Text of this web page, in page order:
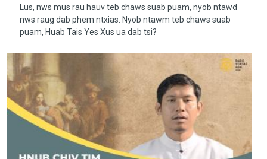
Lus, nws mus rau hauv teb chaws suab puam, nyob ntawd
nws raug dab phem ntxias. Nyob ntawm teb chaws suab
puam, Huab Tais Yes Xus ua dab tsi?